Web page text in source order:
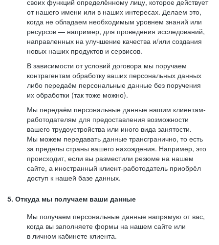
своих функций определённому лицу, которое действует
от нашего имени или в наших интересах. Делаем это,
когда не обладаем необходимым уровнем знаний или
ресурсов — например, для проведения исследований,
направленных на улучшение качества и/или создания
новых наших продуктов и сервисов.
В зависимости от условий договора мы поручаем
контрагентам обработку ваших персональных данных
либо передаём персональные данные без поручения
их обработки (так тоже можно).
Мы передаём персональные данные нашим клиентам-
работодателям для предоставления возможности
вашего трудоустройства или иного вида занятости.
Мы можем передавать данные трансгранично, то есть
за пределы страны вашего нахождения. Например, это
происходит, если вы разместили резюме на нашем
сайте, а иностранный клиент-работодатель приобрёл
доступ к нашей базе данных.
5. Откуда мы получаем ваши данные
Мы получаем персональные данные напрямую от вас,
когда вы заполняете формы на нашем сайте или
в личном кабинете клиента.